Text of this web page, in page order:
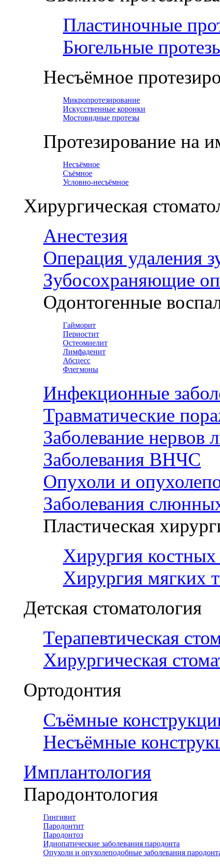
Пластиночные
Бюгельные
Несъёмное
Микропротезирование
Искусственные коронки
Мостовидные протезы
Протезирование на
Несъёмное
Съёмное
Условно-несъёмное
Хирургическая
Анестезия
Операция удаления
Зубосохраняющие
Одонтогенные
Гайморит
Периостит
Остеомиелит
Лимфаденит
Абсцесс
Флегмоны
Инфекционные
Травматические
Заболевание нервов
Заболевания ВНЧС
Опухоли и
Заболевания
Пластическая
Хирургия костных
Хирургия мягких
Детская стоматология
Терапевтическая
Хирургическая
Ортодонтия
Съёмные
Несъёмные
Имплантология
Пародонтология
Гингивит
Пародонтит
Пародонтоз
Идиопатические заболевания пародонта
Опухоли и опухолеподобные заболевания